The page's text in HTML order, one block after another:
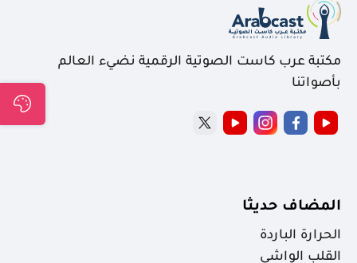
مكتبة عرب كاست الصوتية الرقمية نضيء العالم
بأصواتنا
المضاف حديثا
الحرارة الباردة
القلب الواشي